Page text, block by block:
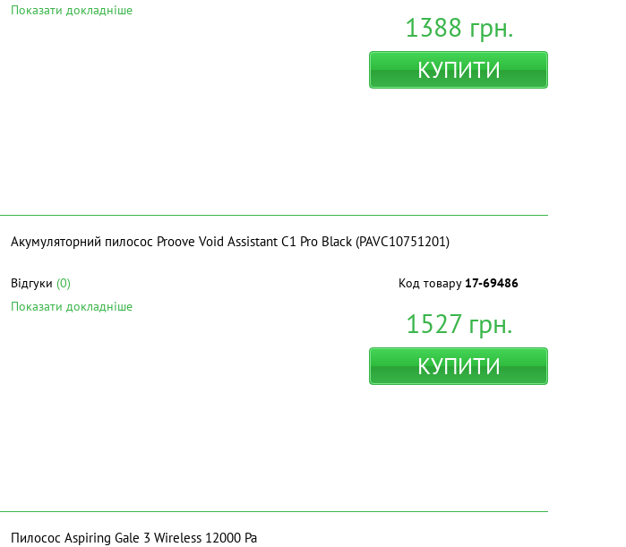
Показати докладніше
1388 грн.
КУПИТИ
Акумуляторний пилосос Proove Void Assistant C1 Pro Black (PAVC10751201)
Відгуки (0)
Показати докладніше
Код товару 17-69486
1527грн.
КУПИТИ
Пилосос Aspiring Gale 3 Wireless 12000 Pa